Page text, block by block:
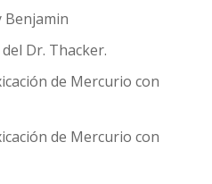
Benjamin
Dr. Thacker.
de Mercurio con
de Mercurio con